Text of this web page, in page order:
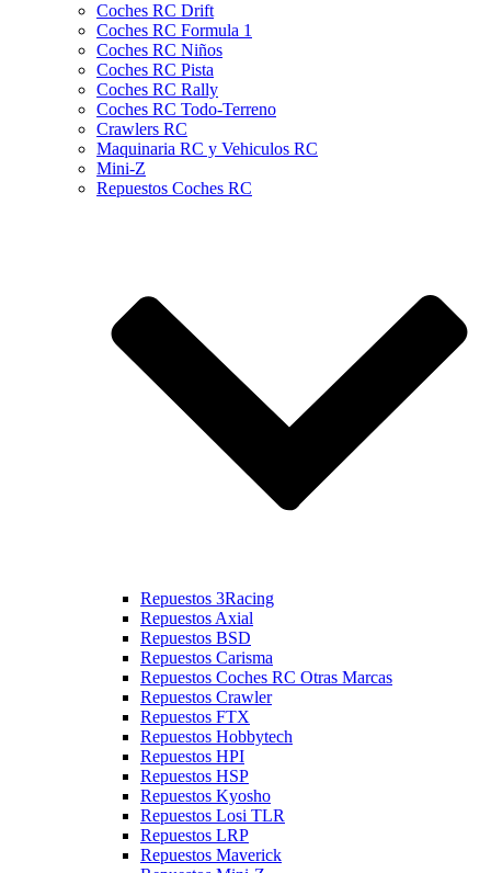
Coches RC Drift
Coches RC Formula 1
Coches RC Niños
Coches RC Pista
Coches RC Rally
Coches RC Todo-Terreno
Crawlers RC
Maquinaria RC y Vehiculos RC
Mini-Z
Repuestos Coches RC
Repuestos 3Racing
Repuestos Axial
Repuestos BSD
Repuestos Carisma
Repuestos Coches RC Otras Marcas
Repuestos Crawler
Repuestos FTX
Repuestos Hobbytech
Repuestos HPI
Repuestos HSP
Repuestos Kyosho
Repuestos Losi TLR
Repuestos LRP
Repuestos Maverick